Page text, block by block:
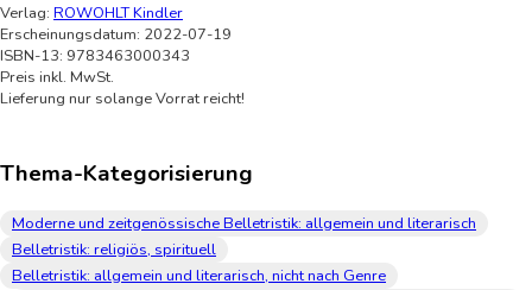
Verlag: ROWOHLT Kindler
Erscheinungsdatum: 2022-07-19
ISBN-13: 9783463000343
Preis inkl. MwSt.
Lieferung nur solange Vorrat reicht!
Thema-Kategorisierung
Moderne und zeitgenössische Belletristik: allgemein und literarisch
Belletristik: religiös, spirituell
Belletristik: allgemein und literarisch, nicht nach Genre